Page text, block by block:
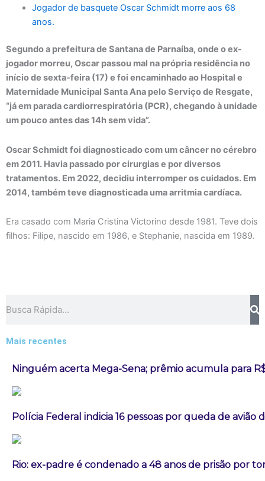
Jogador de basquete Oscar Schmidt morre aos 68
anos.
Segundo a prefeitura de Santana de Parnaíba, onde o ex-
jogador morreu, Oscar passou mal na própria residência no
início de sexta-feira (17) e foi encaminhado ao Hospital e
Maternidade Municipal Santa Ana pelo Serviço de Resgate,
“já em parada cardiorrespiratória (PCR), chegando à unidade
um pouco antes das 14h sem vida”.
Oscar Schmidt foi diagnosticado com um câncer no cérebro
em 2011. Havia passado por cirurgias e por diversos
tratamentos. Em 2022, decidiu interromper os cuidados. Em
2014, também teve diagnosticada uma arritmia cardíaca.
Era casado com Maria Cristina Victorino desde 1981. Teve dois
filhos: Filipe, nascido em 1986, e Stephanie, nascida em 1989.
Mais recentes
Ninguém acerta Mega-Sena; prêmio acumula para
Polícia Federal indicia 16 pessoas por queda de avião
Rio: ex-padre é condenado a 48 anos de prisão por